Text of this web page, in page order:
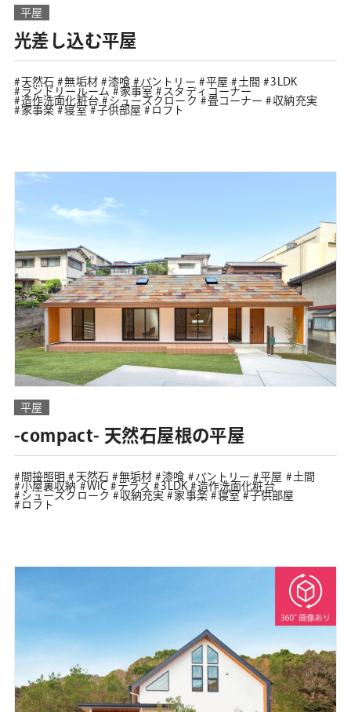
平屋
光差し込む平屋
天然石 無垢材 漆喰 パントリー 平屋 土間
3LDK
ランドリールーム
家事室
スタディコーナー
造作洗面化粧台
シューズクローク 畳コーナー
収納充実
家事楽
寝室 子供部屋 ロフト
平屋
-compact- 天然石屋根の平屋
間接照明 天然石 無垢材 漆喰 パントリー 平屋
土間
小屋裏収納
WIC テラス 3LDK
造作洗面化粧台
シューズクローク
収納充実 家事楽 寝室
子供部屋
ロフト